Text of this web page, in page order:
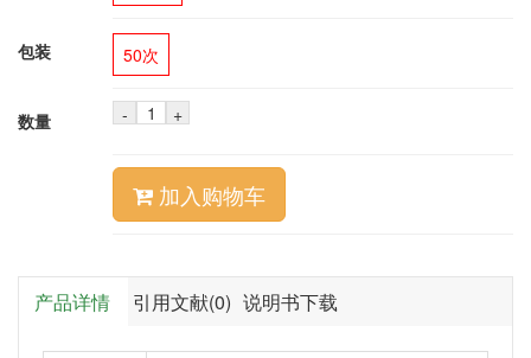
包装 50次
数量 - +
加入购物车
产品详情 引用文献(0) 说明书下载